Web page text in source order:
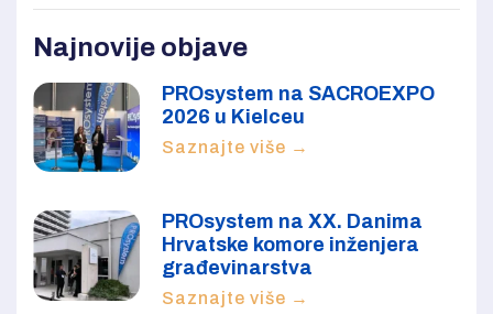
Najnovije objave
PROsystem na SACROEXPO
2026 u Kielceu
Saznajte više →
PROsystem na XX. Danima
Hrvatske komore inženjera
građevinarstva
Saznajte više →